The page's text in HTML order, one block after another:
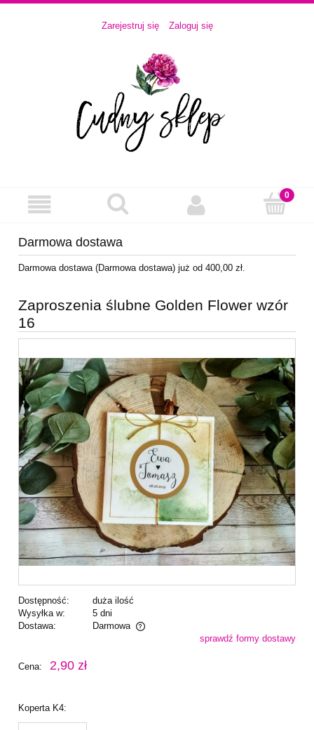
Zarejestruj się Zaloguj się
Darmowa dostawa
Darmowa dostawa (Darmowa dostawa) już od 400,00 zł.
Zaproszenia ślubne Golden Flower wzór
16
Dostępność:
duża ilość
Wysyłka w:
5 dni
Dostawa:
Darmowa
Cena nie zawiera ewentualnych kosztów płatnościsprawdź formy dostawy
Cena: 2,90 zł
Koperta K4: